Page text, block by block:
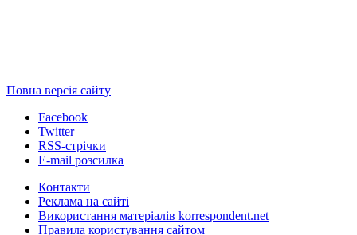
Повна версія сайту
Facebook
Twitter
RSS-стрічки
E-mail розсилка
Контакти
Реклама на сайті
Використання матеріалів korrespondent.net
Правила користування сайтом